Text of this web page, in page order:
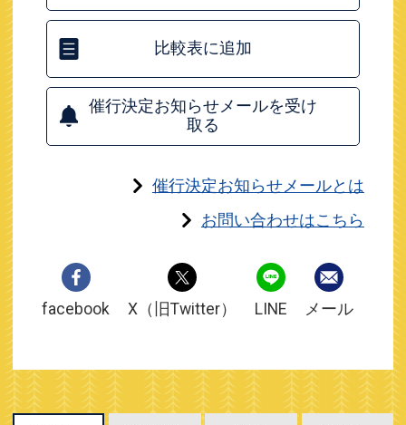
比較表に追加
催行決定お知らせメールを受け
取る
催行決定お知らせメールとは
お問い合わせはこちら
facebook X（旧Twitter） LINE メール